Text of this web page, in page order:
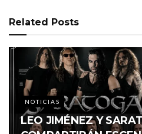
Related Posts
NOTICIAS
LEO JIMÉNEZ Y